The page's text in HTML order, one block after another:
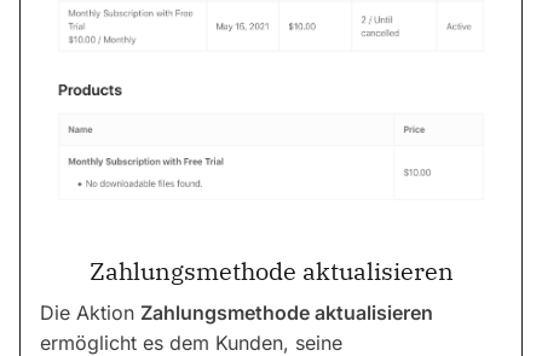
Zahlungsmethode aktualisieren
Die Aktion Zahlungsmethode aktualisieren
ermöglicht es dem Kunden, seine